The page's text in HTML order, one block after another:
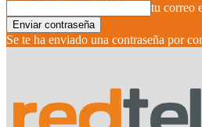
tu correo
Se te ha enviado una contraseña por